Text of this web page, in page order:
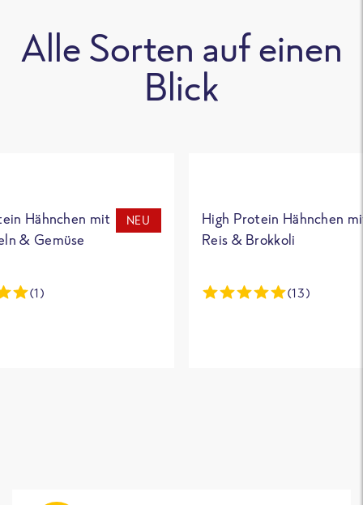
Alle Sorten auf einen
Blick
Hähnchen mit
& Gemüse
NEU
(1)
High Protein Hähnchen
Reis & Brokkoli
(13)